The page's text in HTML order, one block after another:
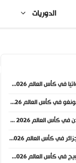
الدوريات
موعد مباراة إنجلترا وكرواتيا في كأس العالم 2026 والقنوات الناقلة
موعد مباراة البرتغال والكونغو في كأس العالم 2026 والقنوات الناقلة
موعد مباراة النمسا والأردن في كأس العالم 2026 والقنوات الناقلة
موعد مباراة الأرجنتين والجزائر في كأس العالم 2026 والقنوات الناقلة
موعد مباراة العراق والنرويج في كأس العالم 2026 والقنوات الناقلة